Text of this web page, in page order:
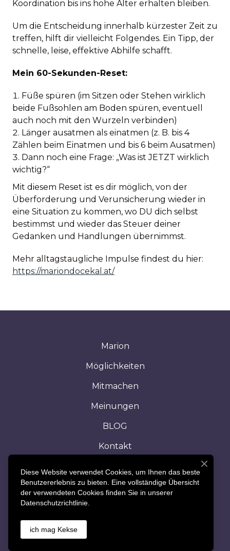
Koordination bis ins hohe Alter erhalten bleiben.
Um die Entscheidung innerhalb kürzester Zeit zu
treffen, hilft dir vielleicht Folgendes. Ein Tipp, der
schnelle, leise, effektive Abhilfe schafft.
Mein 60-Sekunden-Reset:
Füße spüren (im Sitzen oder Stehen wirklich
beide Fußsohlen am Boden spüren, eventuell
auch noch mit den Wurzeln verbinden)
Länger ausatmen als einatmen (z. B. bis 4
Zählen beim Einatmen und bis 6 beim Ausatmen)
Dann noch eine Frage: „Was ist JETZT wirklich
wichtig?“
Mit diesem Reset ist es dir möglich, von der
Überforderung und Verunsicherung wieder in
eine Situation zu kommen, wo DU dich selbst
bestimmst und wieder das Steuer deiner
Gedanken und Handlungen übernimmst.
Mehr alltagstaugliche Impulse findest du hier:
https://mariondocekal.at/
Marion
Möglichkeiten
Mitmachen
Meinungen
BLOG
Kontakt
Heim
Diese Website verwendet Cookies, um Ihnen das beste
Benutzererlebnis zu bieten. Eine vollständige Übersicht
der verwendeten Cookies finden Sie in unserer
Datenschutzrichtlinie.
ich mag Kekse